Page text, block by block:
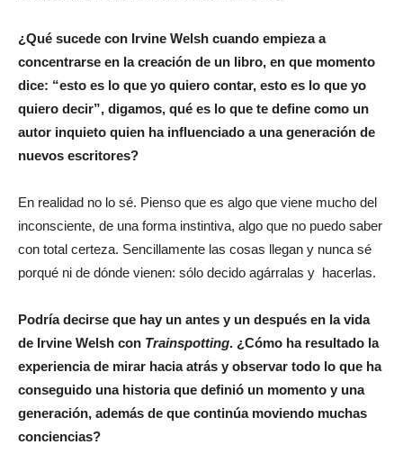
¿Qué sucede con Irvine Welsh cuando empieza a
concentrarse en la creación de un libro, en que momento
dice: “esto es lo que yo quiero contar, esto es lo que yo
quiero decir”, digamos, qué es lo que te define como un
autor inquieto quien ha influenciado a una generación de
nuevos escritores?
En realidad no lo sé. Pienso que es algo que viene mucho del
inconsciente, de una forma instintiva, algo que no puedo saber
con total certeza. Sencillamente las cosas llegan y nunca sé
porqué ni de dónde vienen: sólo decido agárralas y hacerlas.
Podría decirse que hay un antes y un después en la vida
de Irvine Welsh con Trainspotting. ¿Cómo ha resultado la
experiencia de mirar hacia atrás y observar todo lo que ha
conseguido una historia que definió un momento y una
generación, además de que continúa moviendo muchas
conciencias?